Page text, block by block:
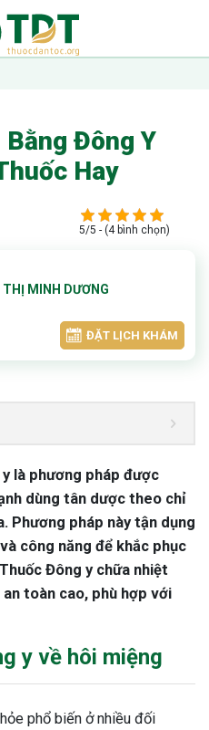
Đông Y
Hay
5/5 - (4 bình chọn)
THỊ MINH DƯƠNG
ĐẶT LỊCH KHÁM
là phương pháp được
dùng tân dược theo chỉ
Phương pháp này tận dụng
công năng để khắc phục
Đông y chữa nhiệt
toàn cao, phù hợp với
y về hôi miệng
phổ biến ở nhiều đối